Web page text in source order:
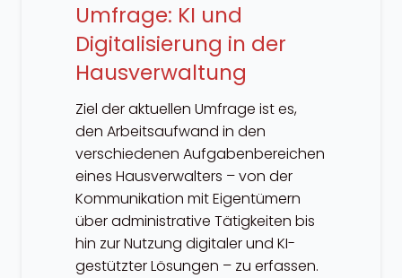
Umfrage: KI und
Digitalisierung in der
Hausverwaltung
Ziel der aktuellen Umfrage ist es,
den Arbeitsaufwand in den
verschiedenen Aufgabenbereichen
eines Hausverwalters – von der
Kommunikation mit Eigentümern
über administrative Tätigkeiten bis
hin zur Nutzung digitaler und KI-
gestützter Lösungen – zu erfassen.